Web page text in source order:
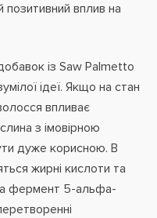
вплив на
із Saw Palmetto
ідеї. Якщо на стан
впливає
з імовірною
дуже корисною. В
жирні кислоти та
фермент 5-альфа-